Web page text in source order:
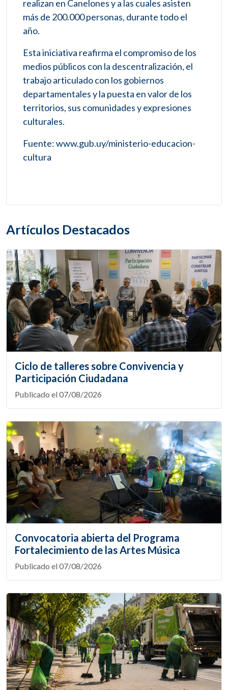
realizan en Canelones y a las cuales asisten
más de 200.000 personas, durante todo el
año.
Esta iniciativa reafirma el compromiso de los
medios públicos con la descentralización, el
trabajo articulado con los gobiernos
departamentales y la puesta en valor de los
territorios, sus comunidades y expresiones
culturales.
Fuente: www.gub.uy/ministerio-educacion-
cultura
Artículos Destacados
Ciclo de talleres sobre Convivencia y
Participación Ciudadana
Publicado el 07/08/2026
Convocatoria abierta del Programa
Fortalecimiento de las Artes Música
Publicado el 07/08/2026